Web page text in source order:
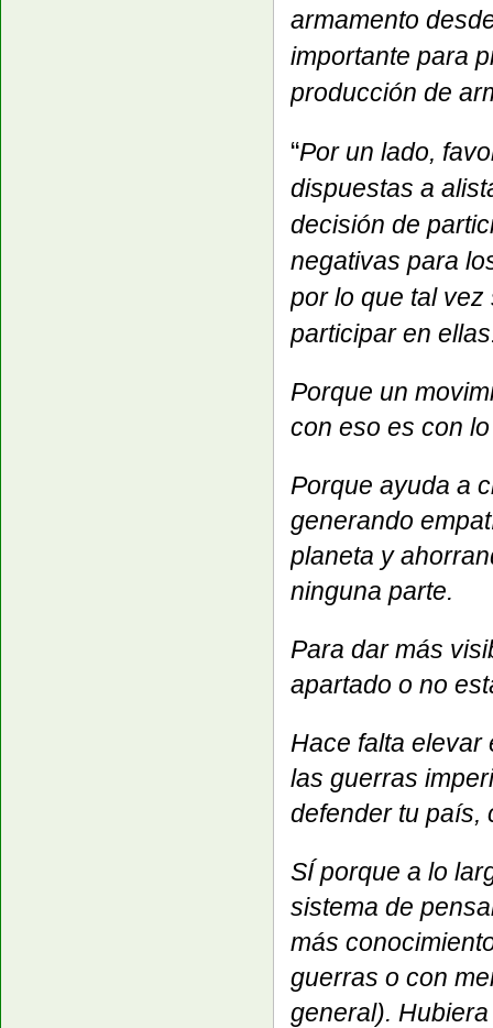
armamento
importante para
producción de
“Por un lado,
dispuestas a
decisión de
negativas para
por lo que tal
participar en
Porque un
con eso es con
Porque ayuda a
generando
planeta y
ninguna parte.
Para dar más
apartado o no
Hace falta elevar
las guerras
defender tu país,
SÍ porque a lo
sistema de
más
guerras o con
general).